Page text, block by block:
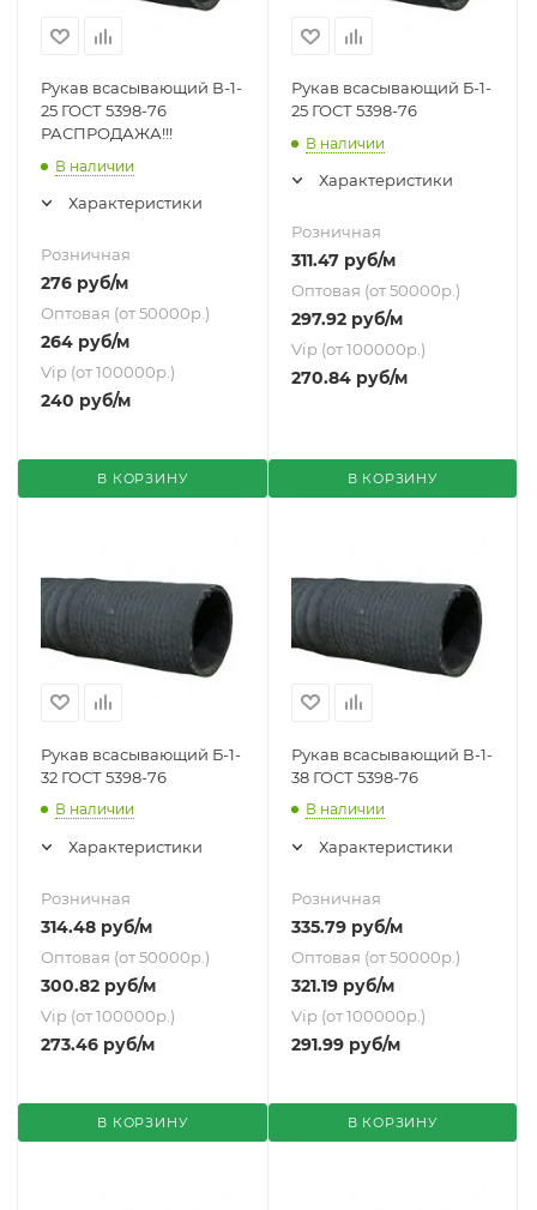
Рукав всасывающий В-1-
25 ГОСТ 5398-76
РАСПРОДАЖА!!!
В наличии
Характеристики
Розничная
276 руб/м
Оптовая (от 50000р.)
264 руб/м
Vip (от 100000р.)
240 руб/м
В КОРЗИНУ
Рукав всасывающий Б-1-
25 ГОСТ 5398-76
В наличии
Характеристики
Розничная
311.47руб/м
Оптовая (от 50000р.)
297.92руб/м
Vip (от 100000р.)
270.84руб/м
В КОРЗИНУ
Рукав всасывающий Б-1-
32 ГОСТ 5398-76
В наличии
Характеристики
Розничная
314.48 руб/м
Оптовая (от 50000р.)
300.82 руб/м
Vip (от 100000р.)
273.46 руб/м
В КОРЗИНУ
Рукав всасывающий В-1-
38 ГОСТ 5398-76
В наличии
Характеристики
Розничная
335.79руб/м
Оптовая (от 50000р.)
321.19руб/м
Vip (от 100000р.)
291.99руб/м
В КОРЗИНУ